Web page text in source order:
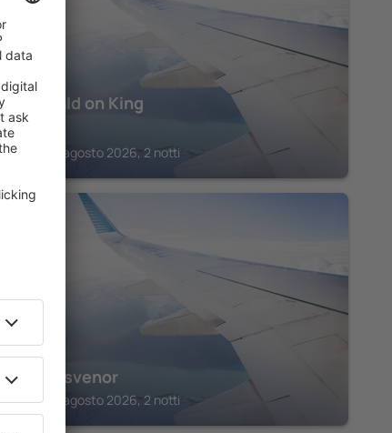
Fitzgerald on King
200
Timaru, 14 agosto 2026, 2 notti
The Grosvenor
Timaru, 14 agosto 2026, 2 notti